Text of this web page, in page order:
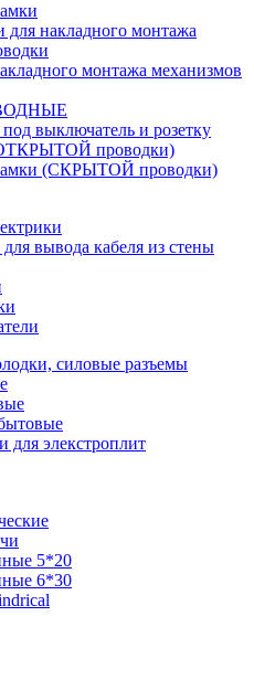
для накладного монтажа
монтажа механизмов
выключатель и розетку
проводки)
(СКРЫТОЙ проводки)
вывода кабеля из стены
силовые разъемы
для элекстроплит
5*20
6*30